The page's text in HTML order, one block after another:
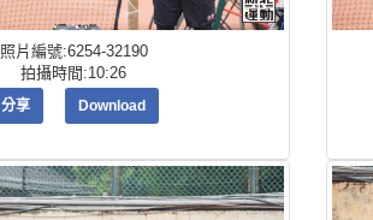
照片編號:6254-32190
拍攝時間:10:26
分享 Download